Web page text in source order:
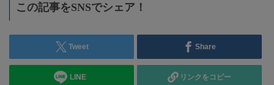
この記事をSNSでシェア！
Tweet Share
LINE リンクをコピー